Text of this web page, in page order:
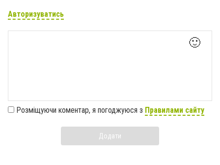
Авторизуватись
🙂
Розміщуючи коментар, я погоджуюся з Правилами сайту
Додати